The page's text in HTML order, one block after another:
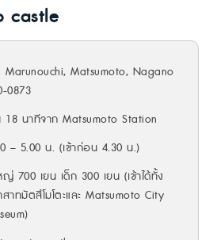
castle
Marunouchi, Matsumoto, Nagano
0873
18 นาทีจาก Matsumoto Station
– 5.00 น. (เข้าก่อน 4.30 น.)
ญ่ 700 เยน เด็ก 300 เยน (เข้าได้ทั้ง
สาทมัตสึโมโตะและ Matsumoto City